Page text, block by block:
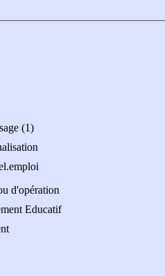
(1)
d'opération
Educatif